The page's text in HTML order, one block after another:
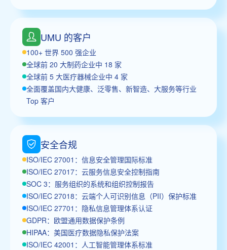
UMU 的客户
100+ 世界 500 强企业
全球前 20 大制药企业中 18 家
全球前 5 大医疗器械企业中 4 家
全面覆盖国内大健康、泛零售、新智造、大服务等行业
Top 客户
安全合规
ISO/IEC 27001：信息安全管理国际标准
ISO/IEC 27017：云服务信息安全控制指南
SOC 3：服务组织的系统和组织控制报告
ISO/IEC 27018：云端个人可识别信息（PII）保护标准
ISO/IEC 27701：隐私信息管理体系认证
GDPR：欧盟通用数据保护条例
HIPAA：美国医疗数据隐私保护法案
ISO/IEC 42001：人工智能管理体系标准